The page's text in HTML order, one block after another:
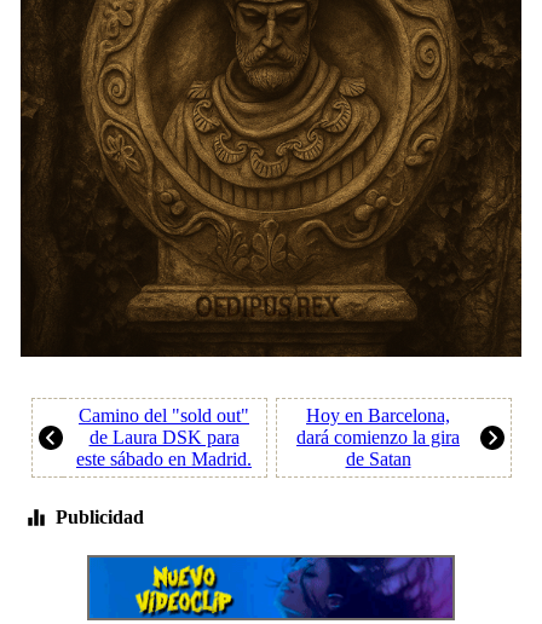
Camino del "sold out"
de Laura DSK para
este sábado en Madrid.
Hoy en Barcelona,
dará comienzo la gira
de Satan
Publicidad